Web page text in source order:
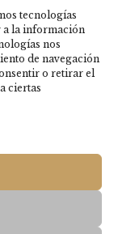
tecnologías
a la información
nos
de navegación
o retirar el
ciertas